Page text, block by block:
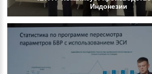
Индонезии